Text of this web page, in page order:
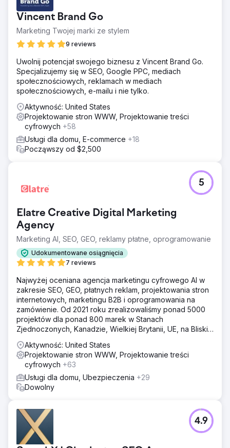
Vincent Brand Go
Marketing Twojej marki ze stylem
9 reviews
Uwolnij potencjał swojego biznesu z Vincent Brand Go.
Specjalizujemy się w SEO, Google PPC, mediach
społecznościowych, reklamach w mediach
społecznościowych, e-mailu i nie tylko.
Aktywność: United States
Projektowanie stron WWW, Projektowanie treści
cyfrowych +58
Usługi dla domu, E-commerce +18
Począwszy od $2,500
Elatre Creative Digital Marketing
Agency
Marketing AI, SEO, GEO, reklamy płatne, oprogramowanie
Udokumentowane osiągnięcia
7 reviews
5
Najwyżej oceniana agencja marketingu cyfrowego AI w
zakresie SEO, GEO, płatnych reklam, projektowania stron
internetowych, marketingu B2B i oprogramowania na
zamówienie. Od 2021 roku zrealizowaliśmy ponad 5000
projektów dla ponad 800 marek w Stanach
Zjednoczonych, Kanadzie, Wielkiej Brytanii, UE, na Bliskim
Aktywność: United States
Projektowanie stron WWW, Projektowanie treści
cyfrowych +63
Usługi dla domu, Ubezpieczenia +29
Dowolny
4.9